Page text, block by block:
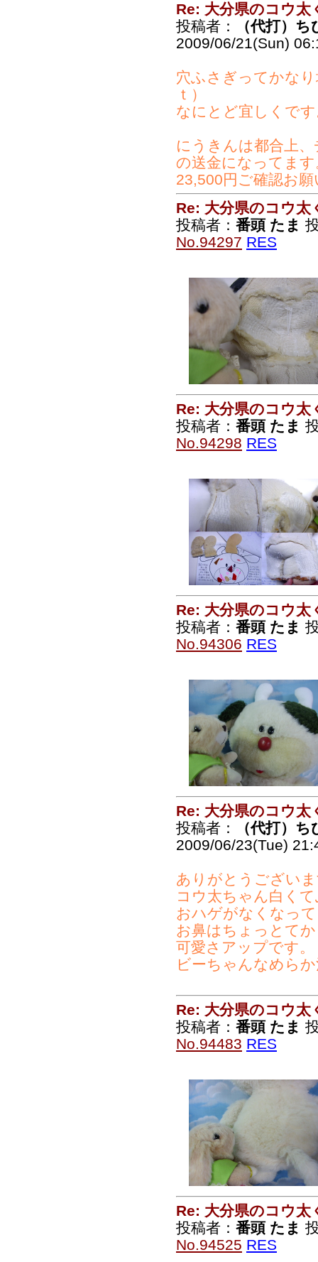
Re: 大分県のコウ太
投稿者：
（代打）
2009/06/21(Sun)
穴ふさぎってかな
ｔ）
なにとど宜しくで
にうきんは都合上
の送金になってます
23,500円ご確認お
Re: 大分県のコウ太
投稿者： 番頭 たま
No.94297 RES
Re: 大分県のコウ太
投稿者： 番頭 たま
No.94298 RES
Re: 大分県のコウ太
投稿者： 番頭 たま
No.94306 RES
Re: 大分県のコウ太
投稿者：
（代打）
2009/06/23(Tue)
ありがとうござい
コウ太ちゃん白く
おハゲがなくなっ
お鼻はちょっとて
可愛さアップです。
ビーちゃんなめら
Re: 大分県のコウ太
投稿者： 番頭 たま
No.94483 RES
Re: 大分県のコウ太
投稿者： 番頭 たま
No.94525 RES